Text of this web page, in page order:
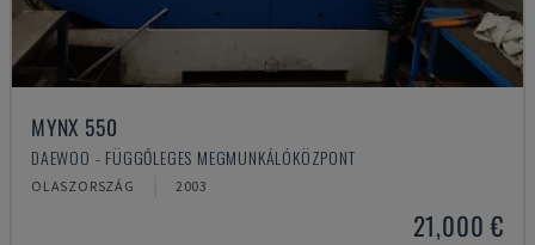
MYNX 550
DAEWOO - FÜGGŐLEGES MEGMUNKÁLÓKÖZPONT
OLASZORSZÁG 2003
21,000 €